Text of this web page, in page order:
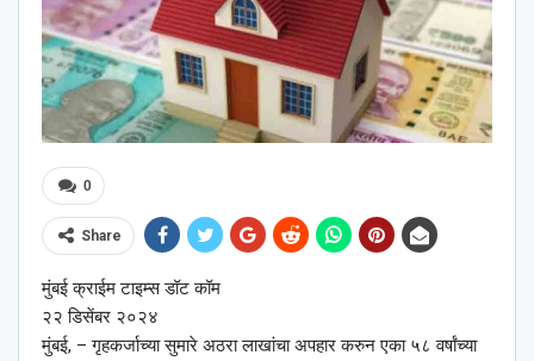
0
Share
मुंबई क्राईम टाइम्स डॉट कॉम
२२ डिसेंबर २०२४
मुंबई, – गृहकर्जाच्या सुमारे अठरा लाखांचा अपहार करुन एका ५८ वर्षांच्या